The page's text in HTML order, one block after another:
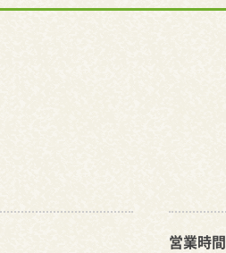
営業時間